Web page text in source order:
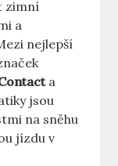
zimní
a
nejlepší
a
jsou
na sněhu
jízdu v